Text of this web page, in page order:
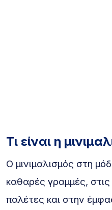
Τι είναι η
Ο μινιμαλισμός στη
καθαρές γραμμές,
παλέτες και στην